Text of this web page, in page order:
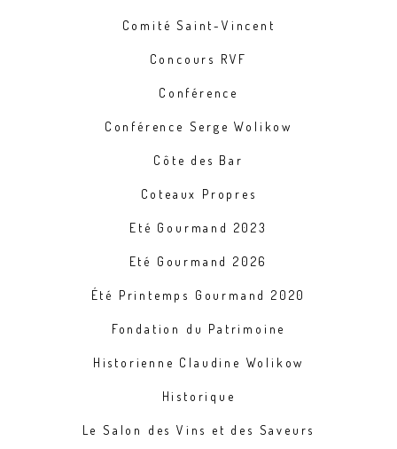
Comité Saint-Vincent
Concours RVF
Conférence
Conférence Serge Wolikow
Côte des Bar
Coteaux Propres
Eté Gourmand 2023
Eté Gourmand 2026
Été Printemps Gourmand 2020
Fondation du Patrimoine
Historienne Claudine Wolikow
Historique
Le Salon des Vins et des Saveurs